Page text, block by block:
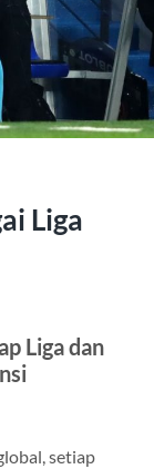
Liga
Liga dan
setiap